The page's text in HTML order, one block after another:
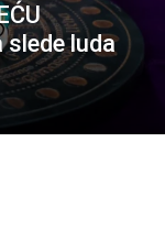
slede luda